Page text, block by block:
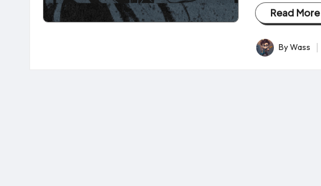
Read More
Posted
ByWass